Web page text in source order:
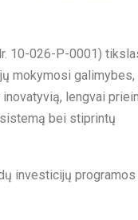
10-026-P-0001)
mokymosi galimybes,
lengvai
bei stiprintų
investicijų programos